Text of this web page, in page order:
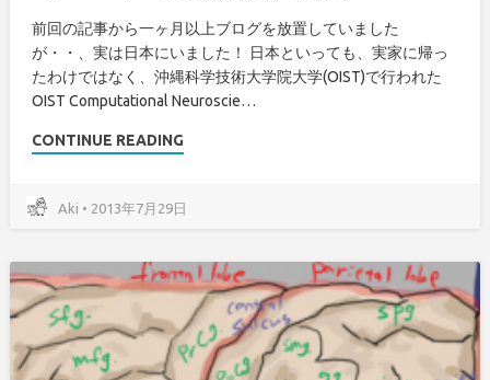
前回の記事から一ヶ月以上ブログを放置していました
が・・、実は日本にいました！ 日本といっても、実家に帰っ
たわけではなく、沖縄科学技術大学院大学(OIST)で行われた
OIST Computational Neuroscie…
CONTINUE READING
Aki • 2013年7月29日